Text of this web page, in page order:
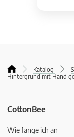
Katalog
Hintergrund mit Hand
CottonBee
Wie fange ich an